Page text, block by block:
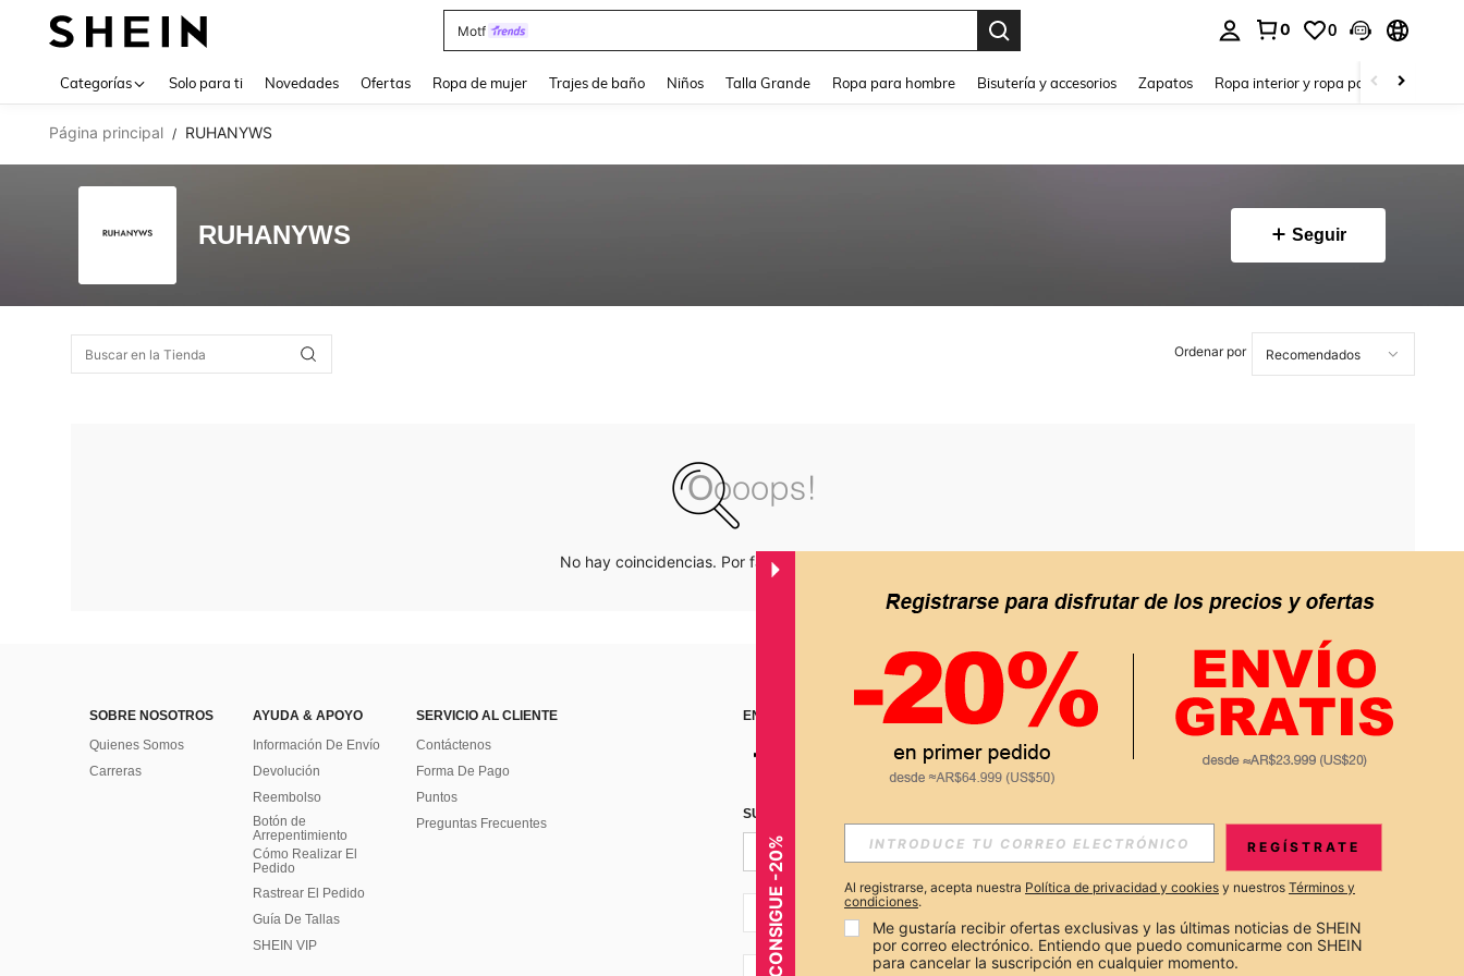
Motf
0 0
Categorías Solo para ti Novedades Ofertas Ropa de mujer Trajes de baño Niños Talla Grande Ropa para hombre Bisutería y accesorios Zapatos Ropa interior y ropa para dormir
Página principal / RUHANYWS
RUHANYWS Seguir
Ordenar por
No hay coincidencias. Por favor inténtalo de nuevo.
SOBRE NOSOTROS
Quienes Somos
Carreras
AYUDA & APOYO
Información De Envío
Devolución
Reembolso
Botón de
Arrepentimiento
Cómo Realizar El
Pedido
Rastrear El Pedido
Guía De Tallas
SHEIN VIP
SERVICIO AL CLIENTE
Contáctenos
Forma De Pago
Puntos
Preguntas Frecuentes
ENCUÉNTRANOS EN APP
SUSCRÍBETE PARA RECIBIR OFERTAS EXCLUSIVAS, PROMOCIONES Y NOTICIAS DE SHEIN
Suscribir
AR + 54
CONSIGUE -20% REGÍSTRATE
Al registrarse, acepta nuestra Política de privacidad y cookies y nuestros Términos y
condiciones.
Me gustaría recibir ofertas exclusivas y las últimas noticias de SHEIN
por correo electrónico. Entiendo que puedo comunicarme con SHEIN
para cancelar la suscripción en cualquier momento.